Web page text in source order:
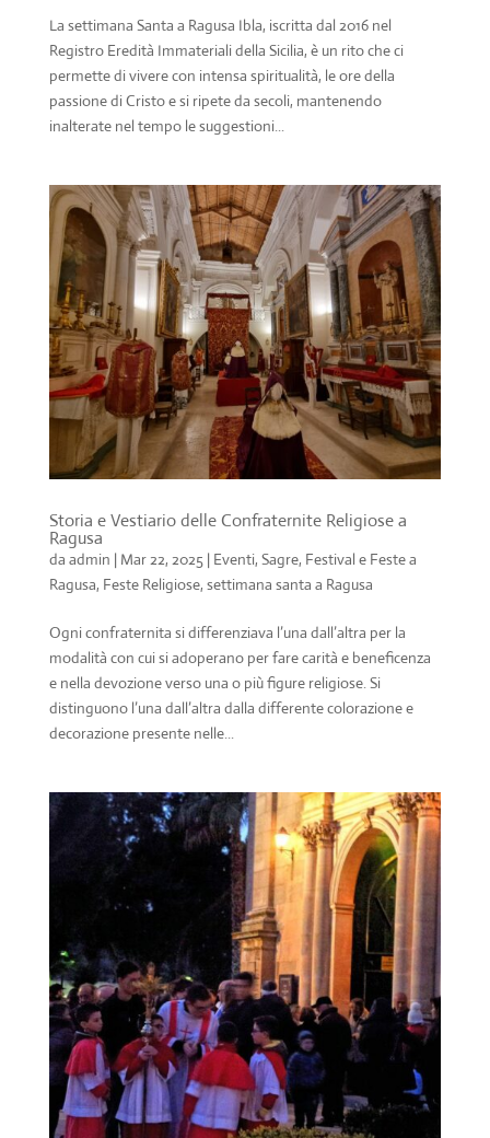
La settimana Santa a Ragusa Ibla, iscritta dal 2016 nel
Registro Eredità Immateriali della Sicilia, è un rito che ci
permette di vivere con intensa spiritualità, le ore della
passione di Cristo e si ripete da secoli, mantenendo
inalterate nel tempo le suggestioni...
Storia e Vestiario delle Confraternite Religiose a
Ragusa
da admin | Mar 22, 2025| Eventi, Sagre, Festival e Feste a
Ragusa, Feste Religiose, settimana santa a Ragusa
Ogni confraternita si differenziava l’una dall’altra per la
modalità con cui si adoperano per fare carità e beneficenza
e nella devozione verso una o più figure religiose. Si
distinguono l’una dall’altra dalla differente colorazione e
decorazione presente nelle...